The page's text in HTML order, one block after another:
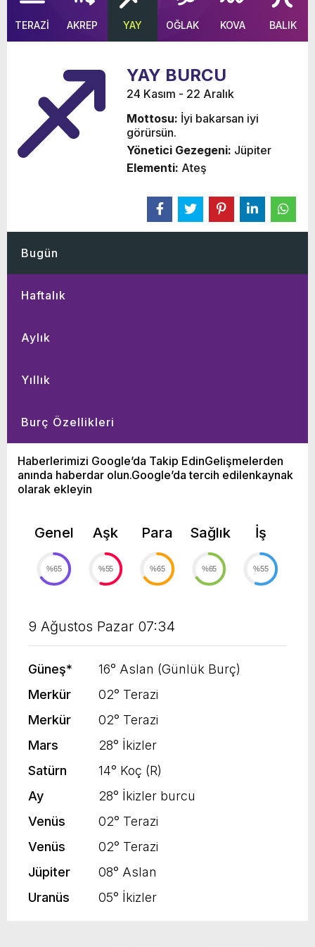
TERAZİ AKREP YAY OĞLAK KOVA BALIK
YAY BURCU
24 Kasım - 22 Aralık
Mottosu: İyi bakarsan iyi
görürsün.
Yönetici Gezegeni: Jüpiter
Elementi: Ateş
Bugün
Haftalık
Aylık
Yıllık
Burç Özellikleri
Haberlerimizi Google’da Takip EdinGelişmelerden
anında haberdar olun.Google’da tercih edilenkaynak
olarak ekleyin
Genel
%65
Aşk
%55
Para
%65
Sağlık
%65
İş
%55
9 Ağustos Pazar 07:34
Güneş*
16° Aslan (Günlük Burç)
Merkür
02° Terazi
Merkür
02° Terazi
Mars
28° İkizler
Satürn
14° Koç (R)
Ay
28° İkizler burcu
Venüs
02° Terazi
Venüs
02° Terazi
Jüpiter
08° Aslan
Uranüs
05° İkizler